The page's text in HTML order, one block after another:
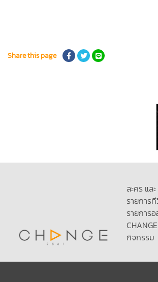
Share this page
ละคร แล
รายการ
รายการ
กิจกรรม